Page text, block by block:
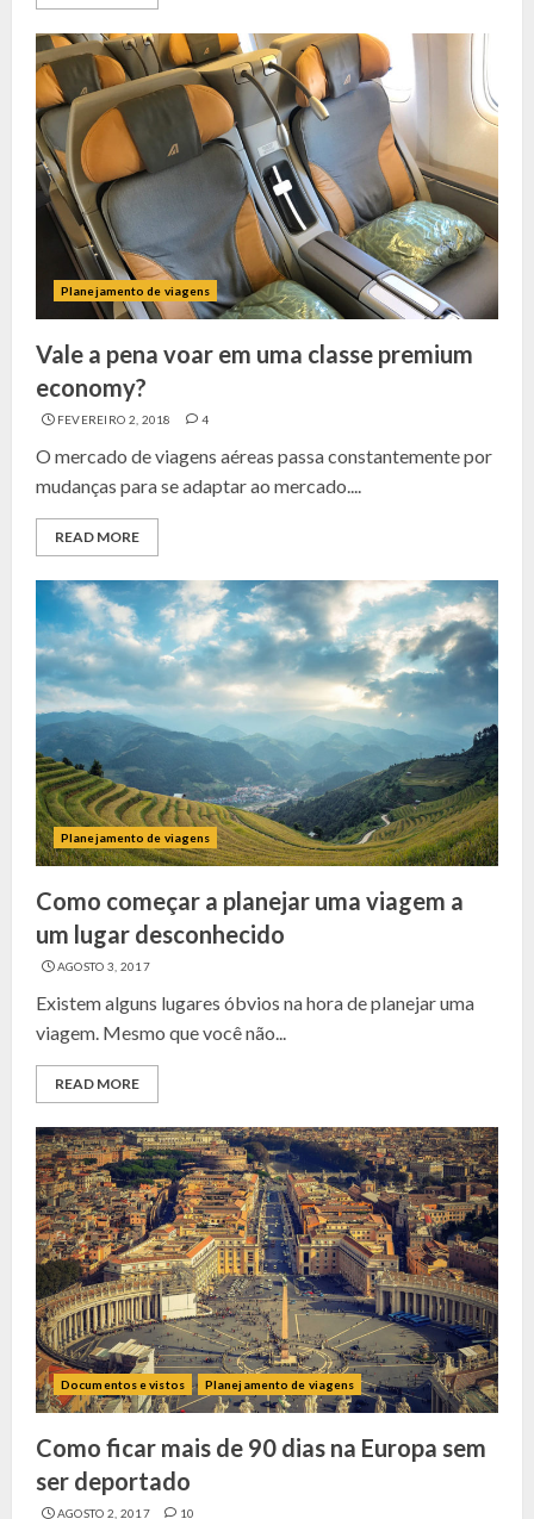
Planejamento de viagens
Vale a pena voar em uma classe premium
economy?
FEVEREIRO 2, 2018 4
O mercado de viagens aéreas passa constantemente por
mudanças para se adaptar ao mercado....
READ MORE
Planejamento de viagens
Como começar a planejar uma viagem a
um lugar desconhecido
AGOSTO 3, 2017
Existem alguns lugares óbvios na hora de planejar uma
viagem. Mesmo que você não...
READ MORE
Documentos e vistos Planejamento de viagens
Como ficar mais de 90 dias na Europa sem
ser deportado
AGOSTO 2, 2017 10